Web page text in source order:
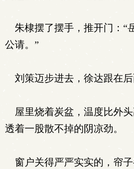
朱棣摆了摆手，推开门：“
公请。”
刘策迈步进去，徐达跟在后
屋里烧着炭盆，温度比外
透着一股散不掉的阴凉劲。
窗户关得严严实实的，帘